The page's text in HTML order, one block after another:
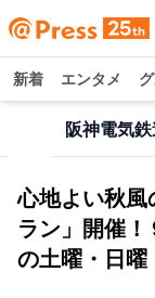
新着 エンタメ
阪神電気
心地よい秋風
ラン」開催！
の土曜・日曜